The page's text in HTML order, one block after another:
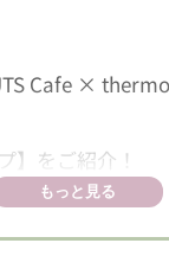
Cafe ×
】をご紹介！
もっと見る